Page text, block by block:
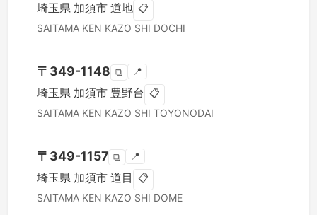
埼玉県 加須市 道地 📋
SAITAMA KEN KAZO SHI DOCHI
〒 349-1148 ⧉ 📍
埼玉県 加須市 豊野台 📋
SAITAMA KEN KAZO SHI TOYONODAI
〒 349-1157 ⧉ 📍
埼玉県 加須市 道目 📋
SAITAMA KEN KAZO SHI DOME